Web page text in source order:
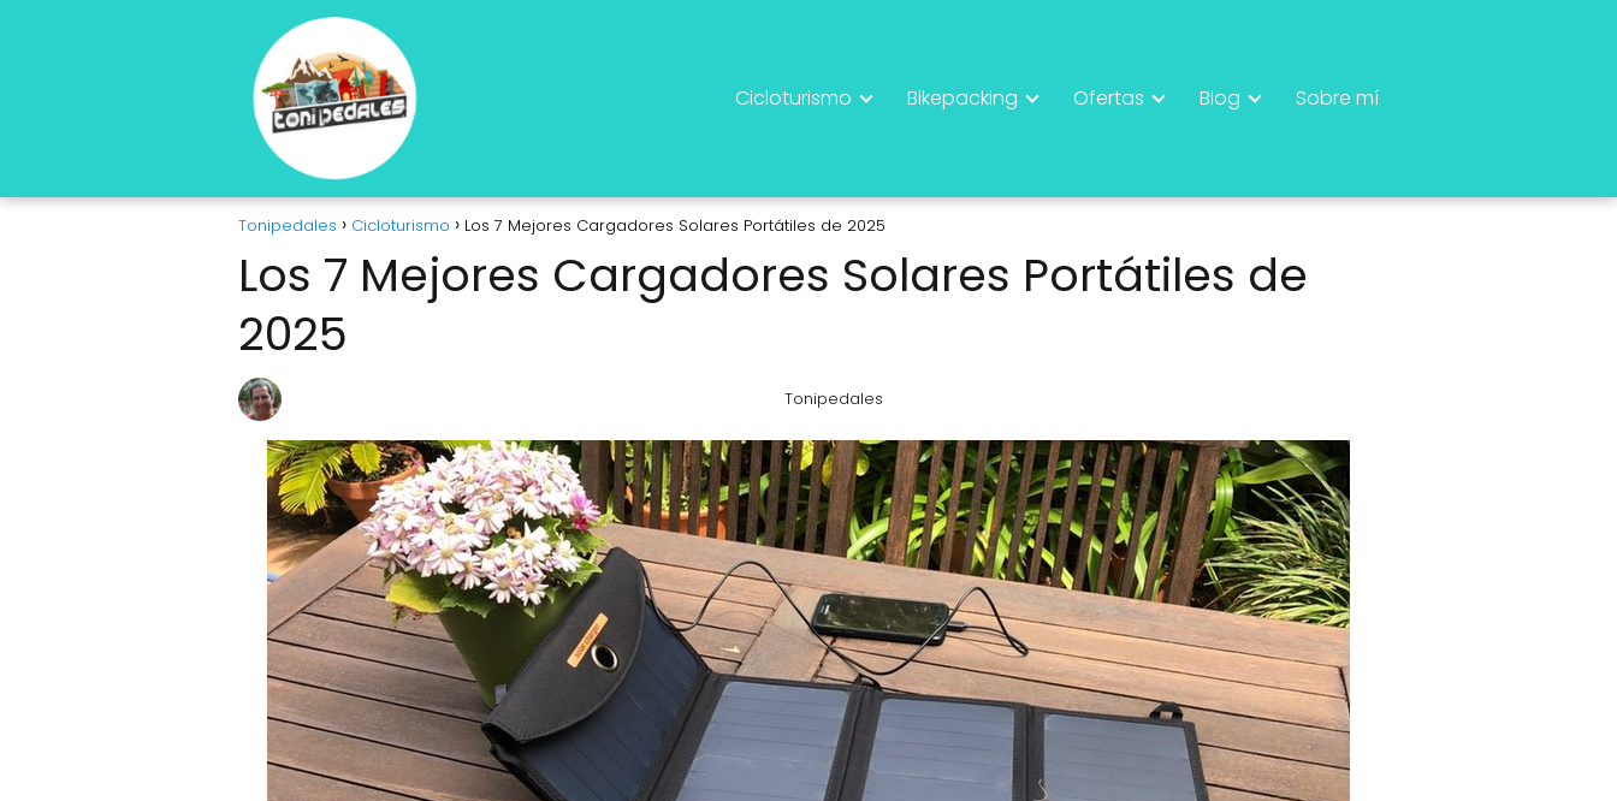
Cicloturismo Bikepacking Ofertas Blog Sobre mí
Tonipedales Cicloturismo Los 7 Mejores Cargadores Solares Portátiles de 2025
Los 7 Mejores Cargadores Solares Portátiles de
2025
Tonipedales